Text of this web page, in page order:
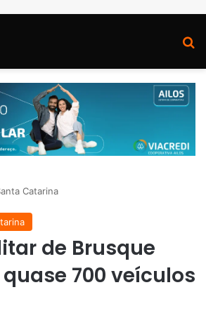
Catarina
de Brusque
700 veículos